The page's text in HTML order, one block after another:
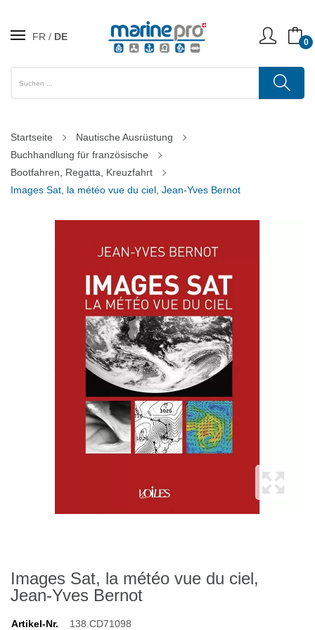
FR DE 0
Startseite
Nautische Ausrüstung
Buchhandlung für französische
Bootfahren, Regatta, Kreuzfahrt
Images Sat, la météo vue du ciel, Jean-Yves Bernot
Images Sat, la météo vue du ciel,
Jean-Yves Bernot
Artikel-Nr. 138.CD71098